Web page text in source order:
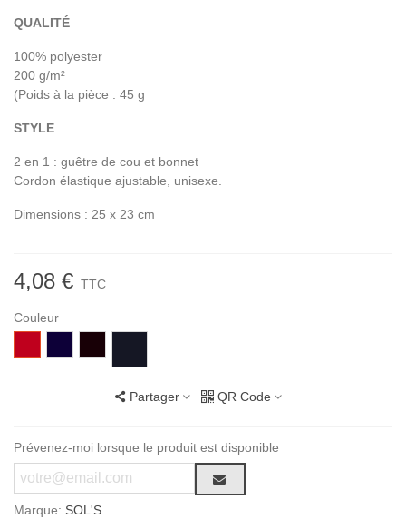
QUALITÉ
100% polyester
200 g/m²
(Poids à la pièce : 45 g
STYLE
2 en 1 : guêtre de cou et bonnet
Cordon élastique ajustable, unisexe.
Dimensions : 25 x 23 cm
4,08 € TTC
Couleur
ROUGEFRENCH
NOIR
Partager QR Code
Prévenez-moi lorsque le produit est disponible
Marque: SOL'S